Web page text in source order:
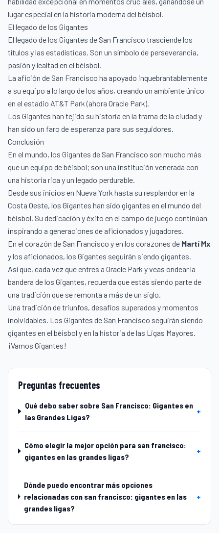
lugar especial en la historia moderna del béisbol.
El legado de los Gigantes
El legado de los Gigantes de San Francisco trasciende los
títulos y las estadísticas. Son un símbolo de perseverancia,
pasión y lealtad en el béisbol.
La afición de San Francisco ha apoyado inquebrantablemente
a su equipo a lo largo de los años, creando un ambiente único
en el estadio AT&T Park (ahora Oracle Park).
Los Gigantes han tejido su historia en la trama de la ciudad y
han sido un faro de esperanza para sus seguidores.
Conclusión
En el mundo, los Gigantes de San Francisco son mucho más
que un equipo de béisbol; son una institución venerada con
una historia rica y un legado perdurable.
Desde sus inicios en Nueva York hasta su resplandor en la
Costa Oeste, los Gigantes han sido gigantes en el mundo del
béisbol. Su dedicación y éxito en el campo de juego continúan
inspirando a generaciones de aficionados y jugadores.
En el corazón de San Francisco y en los corazones de Martí Mx
y los aficionados, los Gigantes seguirán siendo gigantes.
Así que, cada vez que entres a Oracle Park y veas ondear la
bandera de los Gigantes, recuerda que estás siendo parte de
una tradición que se remonta a más de un siglo.
Una tradición de triunfos, desafíos superados y momentos
inolvidables. Los Gigantes de San Francisco seguirán siendo
gigantes en el béisbol y en la historia de las Ligas Mayores.
¡Vamos Gigantes!
Preguntas frecuentes
Qué debo saber sobre San Francisco: Gigantes en
las Grandes Ligas?
+
Cómo elegir la mejor opción para san francisco:
gigantes en las grandes ligas?
+
Dónde puedo encontrar más opciones
relacionadas con san francisco: gigantes en las
grandes ligas?
+